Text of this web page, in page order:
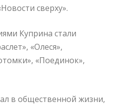
сверху».
Куприна стали
«Олеся»,
«Поединок»,
в общественной жизни,